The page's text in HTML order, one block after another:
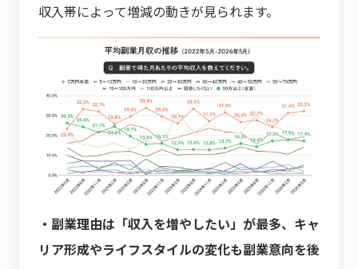
収入帯によって増減の動きが見られます。
・副業理由は「収入を増やしたい」が最多、キャ
リア形成やライフスタイルの変化も副業意向を後